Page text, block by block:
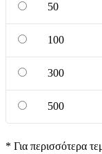
50
100
300
500
* Για περισσότερα